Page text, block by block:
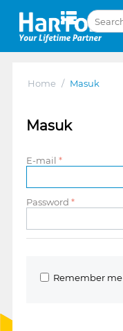
Home / Masuk
Masuk
E-mail
Password
Remember me